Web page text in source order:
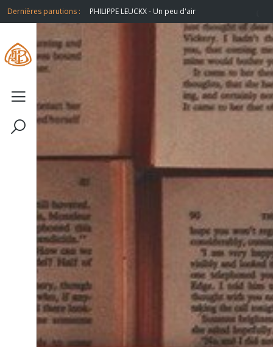
Dernières parutions : PHILIPPE LEUCKX - Un peu d'air